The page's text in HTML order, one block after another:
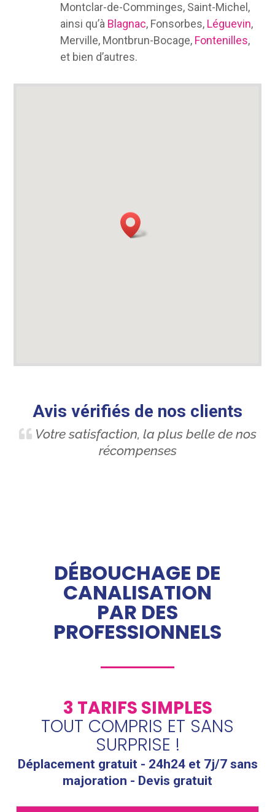
Montclar-de-Comminges, Saint-Michel,
ainsi qu’à Blagnac, Fonsorbes, Léguevin,
Merville, Montbrun-Bocage, Fontenilles,
et bien d’autres.
Avis vérifiés de nos clients
Votre satisfaction, la plus belle de nos
récompenses
DÉBOUCHAGE DE
CANALISATION
PAR DES
PROFESSIONNELS
3 TARIFS SIMPLES
TOUT COMPRIS ET SANS
SURPRISE !
Déplacement gratuit - 24h24 et 7j/7 sans
majoration - Devis gratuit